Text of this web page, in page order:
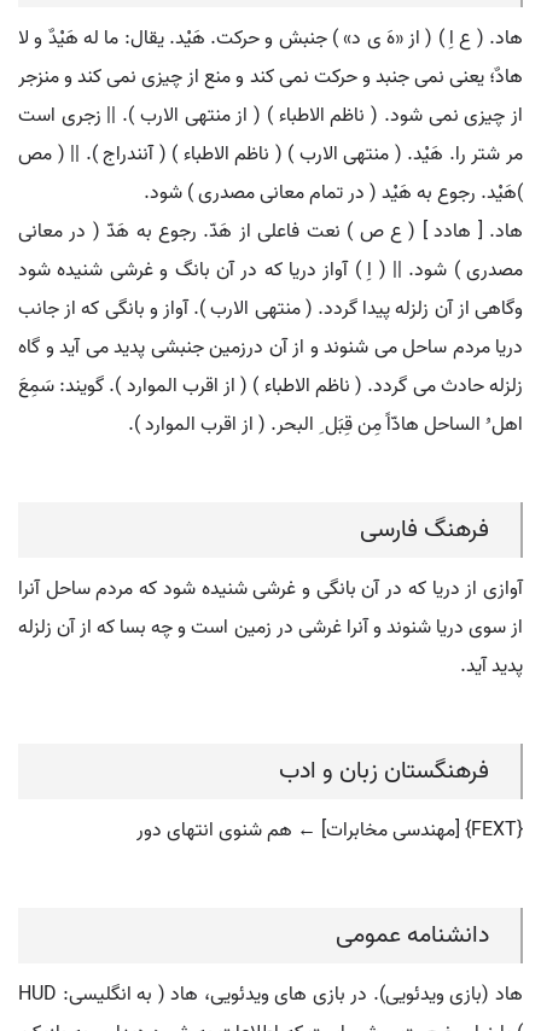
هاد. ( ع اِ ) ( از «هَ ی د» ) جنبش و حرکت. هَیْد. یقال: ما له هَیْدٌ و لا
هادٌ؛ یعنی نمی جنبد و حرکت نمی کند و منع از چیزی نمی کند و منزجر
از چیزی نمی شود. ( ناظم الاطباء ) ( از منتهی الارب ). || زجری است
مر شتر را. هَیْد. ( منتهی الارب ) ( ناظم الاطباء ) ( آنندراج ). || ( مص
)هَیْد. رجوع به هَیْد ( در تمام معانی مصدری ) شود.
هاد. [ هادد ] ( ع ص ) نعت فاعلی از هَدّ. رجوع به هَدّ ( در معانی
مصدری ) شود. || ( اِ ) آواز دریا که در آن بانگ و غرشی شنیده شود
وگاهی از آن زلزله پیدا گردد. ( منتهی الارب ). آواز و بانگی که از جانب
دریا مردم ساحل می شنوند و از آن درزمین جنبشی پدید می آید و گاه
زلزله حادث می گردد. ( ناظم الاطباء ) ( از اقرب الموارد ). گویند: سَمِعَ
اهل ُ الساحل هادّاً مِن قِبَل ِ البحر. ( از اقرب الموارد ).
فرهنگ فارسی
آوازی از دریا که در آن بانگی و غرشی شنیده شود که مردم ساحل آنرا
از سوی دریا شنوند و آنرا غرشی در زمین است و چه بسا که از آن زلزله
پدید آید.
فرهنگستان زبان و ادب
{FEXT} [مهندسی مخابرات] ← هم شنوی انتهای دور
دانشنامه عمومی
هاد (بازی ویدئویی). در بازی های ویدئویی، هاد ( به انگلیسی: HUD